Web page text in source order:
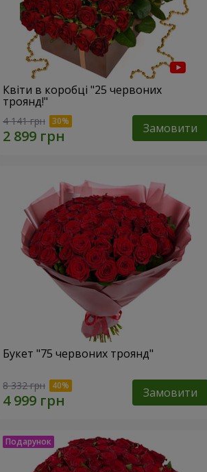
Квіти в коробці "25 червоних
троянд!"
4 141 грн Замовити
Букет "75 червоних троянд"
8 332 грн Замовити